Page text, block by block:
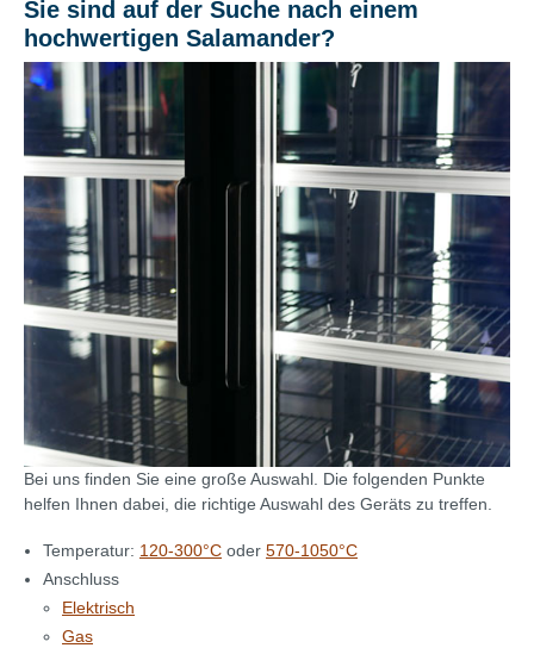
Sie sind auf der Suche nach einem
hochwertigen Salamander?
Bei uns finden Sie eine große Auswahl. Die folgenden Punkte
helfen Ihnen dabei, die richtige Auswahl des Geräts zu treffen.
Temperatur: 120-300°C oder 570-1050°C
Anschluss
Elektrisch
Gas